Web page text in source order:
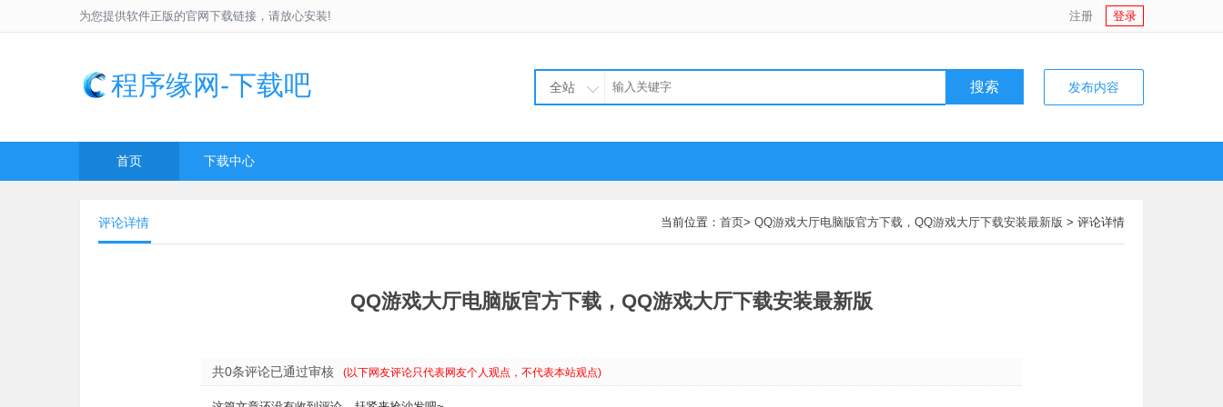
注册 登录
为您提供软件正版的官网下载链接，请放心安装!
程序缘网-下载吧 全站 搜索 发布内容
首页 下载中心
评论详情 当前位置： 首页> QQ游戏大厅电脑版官方下载，QQ游戏大厅下载安装最新版 > 评论详情
QQ游戏大厅电脑版官方下载，QQ游戏大厅下载安装最新版
共0条评论已通过审核 (以下网友评论只代表网友个人观点，不代表本站观点)